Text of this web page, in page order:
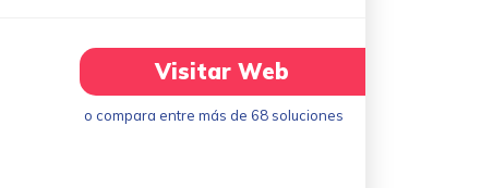
Visitar Web
o compara entre más de 68 soluciones